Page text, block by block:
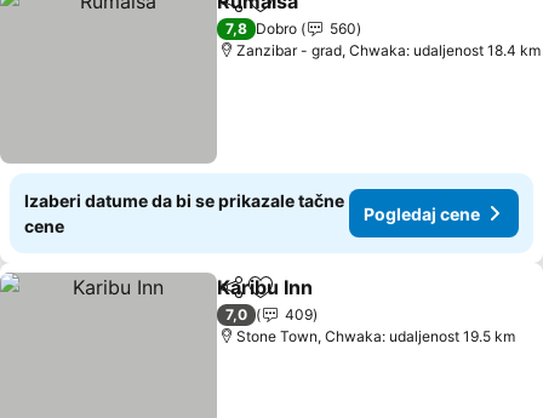
Deli Dodati u favorite
7,8 Dobro
560
Zanzibar - grad, Chwaka: udaljenost 18.4 km
Izaberi datume da bi se prikazale tačne
cene
Pogledaj cene
Deli Dodati u favorite
Karibu Inn
7,0
409
Stone Town, Chwaka: udaljenost 19.5 km